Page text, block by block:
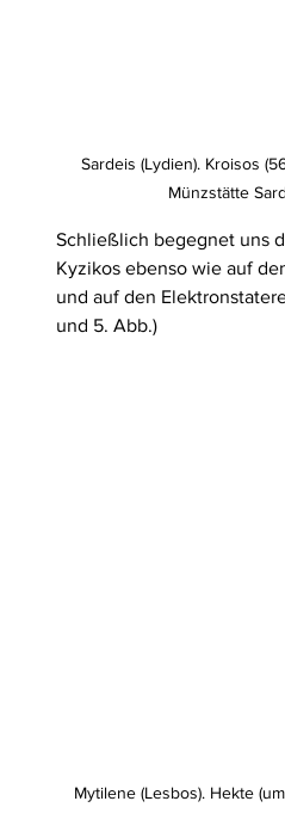
Sardeis (Lydien). Kroisos
Münzstätte
Schließlich begegnet uns
Kyzikos ebenso wie auf
und auf den
und 5. Abb.)
Mytilene (Lesbos). Hekte